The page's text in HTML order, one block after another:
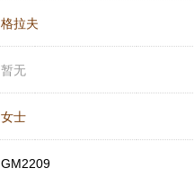
格拉夫
暂无
女士
GM2209